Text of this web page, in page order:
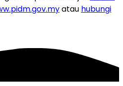
atau hubungi